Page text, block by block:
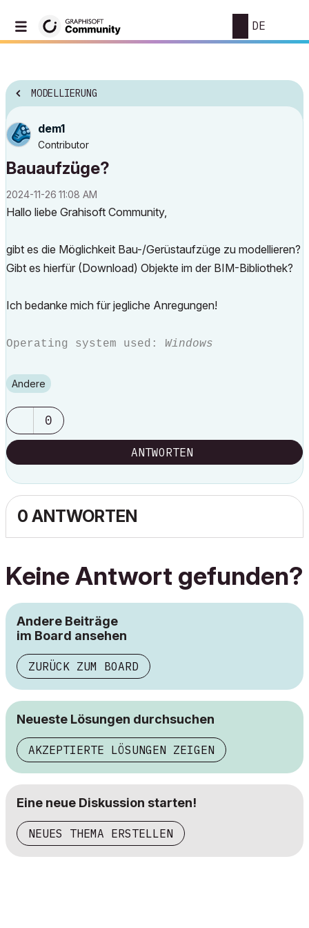
DE
MODELLIERUNG
dem1
Contributor
Bauaufzüge?
‎2024-11-26 11:08 AM
Hallo liebe Grahisoft Community,
gibt es die Möglichkeit Bau-/Gerüstaufzüge zu modellieren?
Gibt es hierfür (Download) Objekte im der BIM-Bibliothek?
Ich bedanke mich für jegliche Anregungen!
Operating system used: Windows
Andere
0
ANTWORTEN
0 ANTWORTEN
Keine Antwort gefunden?
Andere Beiträge
im Board ansehen
ZURÜCK ZUM BOARD
Neueste Lösungen durchsuchen
AKZEPTIERTE LÖSUNGEN ZEIGEN
Eine neue Diskussion starten!
NEUES THEMA ERSTELLEN